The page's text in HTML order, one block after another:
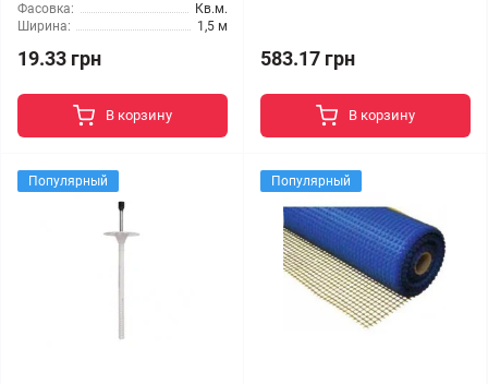
Фасовка:
Кв.м.
Ширина:
1,5 м
19.33 грн
В корзину
583.17 грн
В корзину
Популярный Популярный